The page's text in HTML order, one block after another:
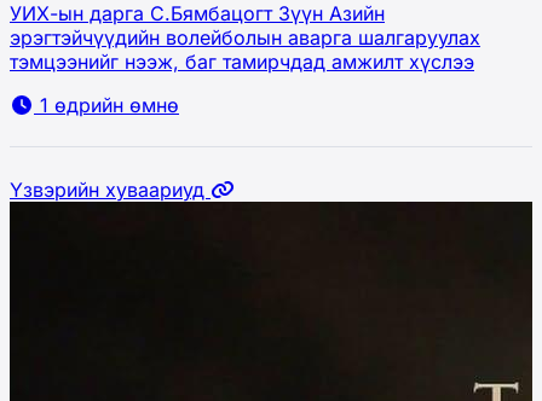
УИХ-ын дарга С.Бямбацогт Зүүн Азийн
эрэгтэйчүүдийн волейболын аварга шалгаруулах
тэмцээнийг нээж, баг тамирчдад амжилт хүслээ
1 өдрийн өмнө
Үзвэрийн хуваариуд